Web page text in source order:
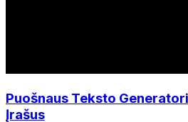
Puošnaus Teksto
Įrašus